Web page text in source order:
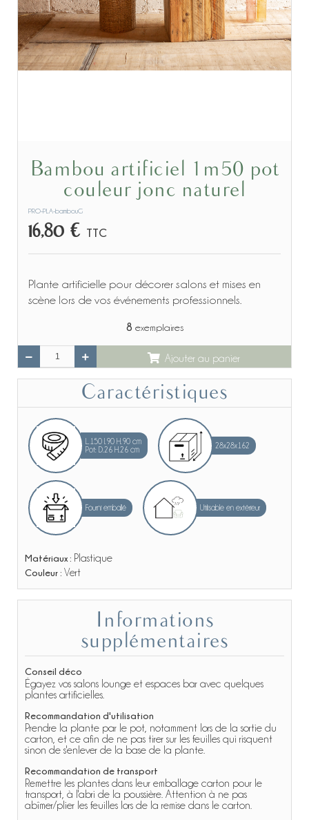
Bambou artificiel 1m50 pot
couleur jonc naturel
PRO-PLA-bambouG
16,80 € TTC
Plante artificielle pour décorer salons et mises en
scène lors de vos événements professionnels.
8 exemplaires
Ajouter au panier
Caractéristiques
L.150 l.90 H.90 cm
Pot: D.26 H.26 cm
28x28x162
Fourni emballé Utilisable en extérieur
Matériaux : Plastique
Couleur : Vert
supplémentaires
Conseil déco
Égayez vos salons lounge et espaces bar avec quelques
plantes artificielles.
Recommandation d'utilisation
Prendre la plante par le pot, notamment lors de la sortie du
carton, et ce afin de ne pas tirer sur les feuilles qui risquent
sinon de s'enlever de la base de la plante.
Recommandation de transport
Remettre les plantes dans leur emballage carton pour le
transport, à l'abri de la poussière. Attention à ne pas
abîmer/plier les feuilles lors de la remise dans le carton.